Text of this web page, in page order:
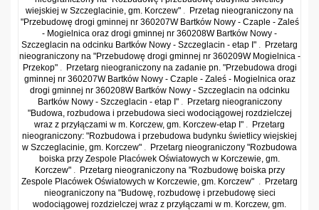
wiejskiej w Szczeglacinie, gm. Korczew" . Przetag nieograniczony na
"Przebudowę drogi gminnej nr 360207W Bartków Nowy - Czaple - Zaleś
- Mogielnica oraz drogi gminnej nr 360208W Bartków Nowy -
Szczeglacin na odcinku Bartków Nowy - Szczeglacin - etap I" . Przetarg
nieograniczony na "Przebudowę drogi gminnej nr 360209W Mogielnica -
Przekop". Przetarg nieograniczony na zadanie pn. "Przebudowa drogi
gminnej nr 360207W Bartków Nowy - Czaple - Zaleś - Mogielnica oraz
drogi gminnej nr 360208W Bartków Nowy - Szczeglacin na odcinku
Bartków Nowy - Szczeglacin - etap I". Przetarg nieograniczony
"Budowa, rozbudowa i przebudowa sieci wodociągowej rozdzielczej
wraz z przyłączami w m. Korczew, gm. Korczew-etap I" . Przetarg
nieograniczony: "Rozbudowa i przebudowa budynku świetlicy wiejskiej
w Szczeglacinie, gm. Korczew" . Przetarg nieograniczony "Rozbudowa
boiska przy Zespole Placówek Oświatowych w Korczewie, gm.
Korczew". Przetarg nieograniczony na "Rozbudowę boiska przy
Zespole Placówek Oświatowych w Korczewie, gm. Korczew" . Przetarg
nieograniczony na "Budowę, rozbudowę i przebudowę sieci
wodociągowej rozdzielczej wraz z przyłączami w m. Korczew, gm.